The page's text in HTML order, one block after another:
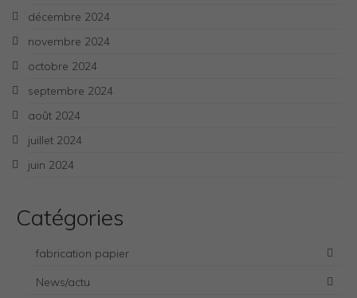
décembre 2024
novembre 2024
octobre 2024
septembre 2024
août 2024
juillet 2024
juin 2024
Catégories
fabrication papier
News/actu